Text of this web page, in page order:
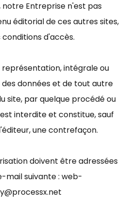
notre Entreprise n'est pas
éditorial de ces autres sites,
conditions d'accès.
intégrale ou
données et de tout autre
site, par quelque procédé ou
interdite et constitue, sauf
une contrefaçon.
doivent être adressées
mail suivante : web-